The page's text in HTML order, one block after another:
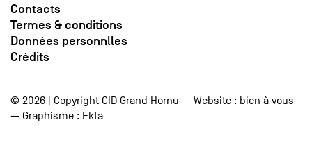
Contacts
Termes & conditions
Données personnlles
Crédits
© 2026 | Copyright CID Grand Hornu — Website : bien à vous
— Graphisme : Ekta